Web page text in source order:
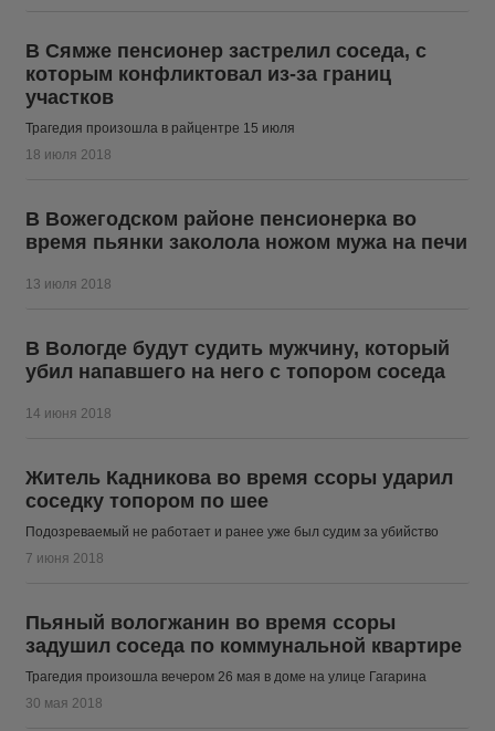
В Сямже пенсионер застрелил соседа, с
которым конфликтовал из-за границ
участков
Трагедия произошла в райцентре 15 июля
18 июля 2018
В Вожегодском районе пенсионерка во
время пьянки заколола ножом мужа на печи
13 июля 2018
В Вологде будут судить мужчину, который
убил напавшего на него с топором соседа
14 июня 2018
Житель Кадникова во время ссоры ударил
соседку топором по шее
Подозреваемый не работает и ранее уже был судим за убийство
7 июня 2018
Пьяный вологжанин во время ссоры
задушил соседа по коммунальной квартире
Трагедия произошла вечером 26 мая в доме на улице Гагарина
30 мая 2018